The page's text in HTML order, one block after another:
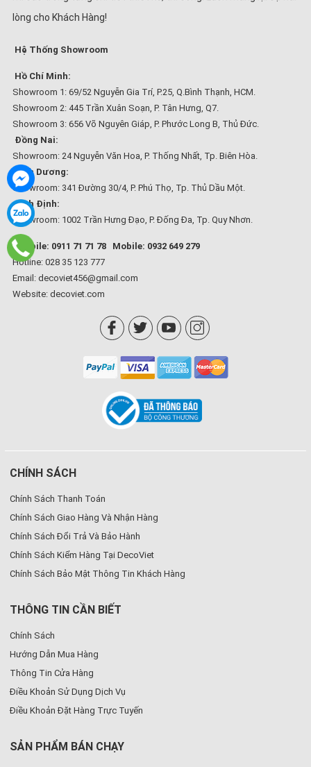
lòng cho Khách Hàng!
Hệ Thống Showroom
Hồ Chí Minh:
Showroom 1: 69/52 Nguyễn Gia Trí, P.25, Q.Bình Thạnh, HCM.
Showroom 2: 445 Trần Xuân Soạn, P. Tân Hưng, Q7.
Showroom 3: 656 Võ Nguyên Giáp, P. Phước Long B, Thủ Đức.
Đồng Nai:
Showroom: 24 Nguyễn Văn Hoa, P. Thống Nhất, Tp. Biên Hòa.
Bình Dương:
Showroom: 341 Đường 30/4, P. Phú Thọ, Tp. Thủ Dầu Một.
Bình Định:
Showroom: 1002 Trần Hưng Đạo, P. Đống Đa, Tp. Quy Nhơn.
Mobile: 0911 71 71 78
Mobile: 0932 649 279
Hotline: 028 35 123 777
Email: decoviet456@gmail.com
Website: decoviet.com
CHÍNH SÁCH
Chính Sách Thanh Toán
Chính Sách Giao Hàng Và Nhận Hàng
Chính Sách Đổi Trả Và Bảo Hành
Chính Sách Kiểm Hàng Tại DecoViet
Chính Sách Bảo Mật Thông Tin Khách Hàng
THÔNG TIN CẦN BIẾT
Chính Sách
Hướng Dẫn Mua Hàng
Thông Tin Cửa Hàng
Điều Khoản Sử Dụng Dịch Vụ
Điều Khoản Đặt Hàng Trực Tuyến
SẢN PHẨM BÁN CHẠY